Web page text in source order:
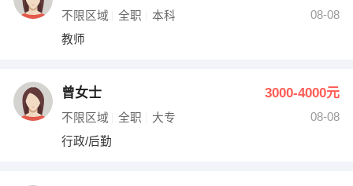
不限区域 全职 本科
08-08
教师
曾女士 3000-4000元
不限区域 全职 大专
08-08
行政/后勤